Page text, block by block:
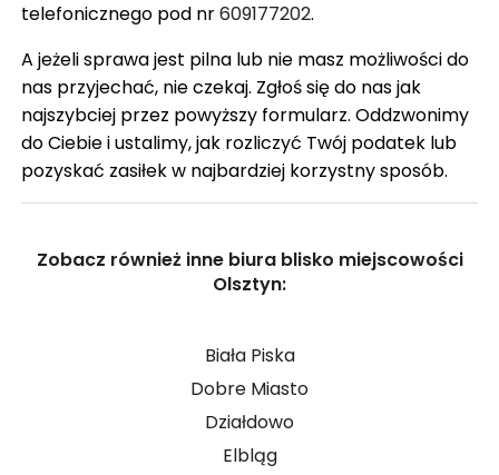
telefonicznego pod nr609177202.
A jeżeli sprawa jest pilna lub nie masz możliwości do
nas przyjechać, nie czekaj. Zgłoś się do nas jak
najszybciej przez powyższy formularz. Oddzwonimy
do Ciebie i ustalimy, jak rozliczyć Twój podatek lub
pozyskać zasiłek w najbardziej korzystny sposób.
Zobacz również inne biura blisko miejscowości
Olsztyn:
Biała Piska
Dobre Miasto
Działdowo
Elbląg